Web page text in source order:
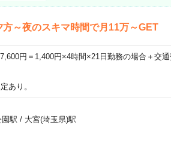
～夜のスキマ時間で月11万～GET
円＝1,400円×4時間×21日勤務の場合＋交
あり。
園駅 / 大宮(埼玉県)駅